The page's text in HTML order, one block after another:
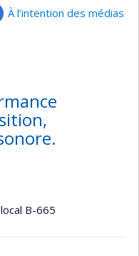
À l’intention des médias
B-665